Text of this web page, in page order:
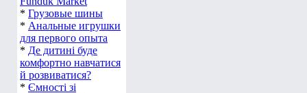
* Грузовые шины
* Анальные игрушки
для первого опыта
* Де дитині буде
комфортно навчатися
й розвиватися?
* Ємності зі